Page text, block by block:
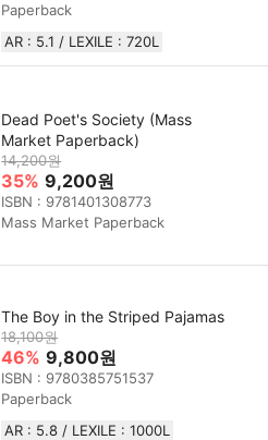
Paperback
AR : 5.1 / LEXILE : 720L
Dead Poet's Society (Mass
Market Paperback)
14,200원
35% 9,200원
ISBN : 9781401308773
Mass Market Paperback
The Boy in the Striped Pajamas
18,100원
46% 9,800원
ISBN : 9780385751537
Paperback
AR : 5.8 / LEXILE : 1000L